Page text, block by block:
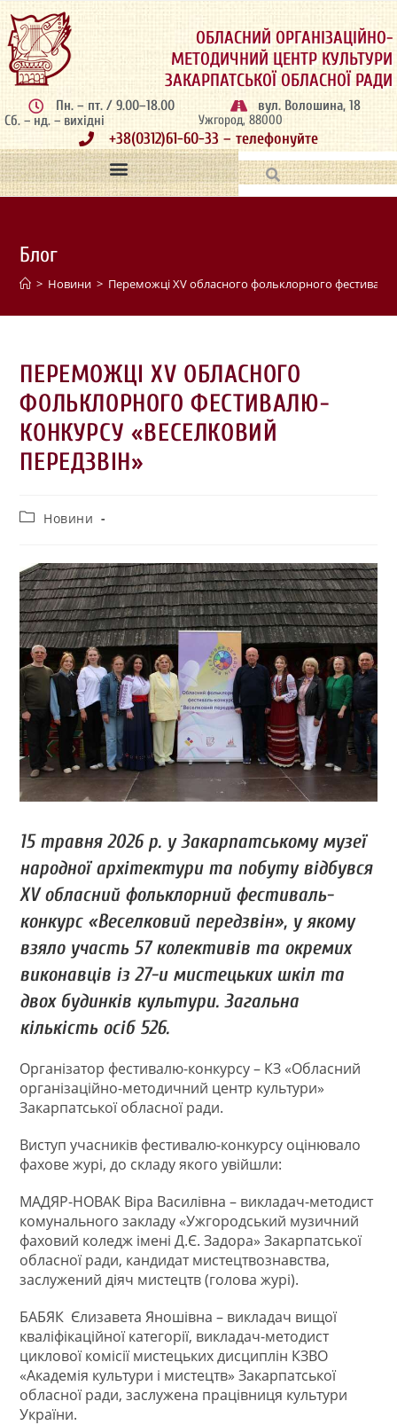
ОБЛАСНИЙ ОРГАНІЗАЦІЙНО-
МЕТОДИЧНИЙ ЦЕНТР КУЛЬТУРИ
ЗАКАРПАТСЬКОЇ ОБЛАСНОЇ РАДИ
Пн. – пт. / 9.00–18.00
Сб. – нд. – вихідні
вул. Волошина, 18
Ужгород, 88000
+38(0312)61-60-33 – телефонуйте
Блог
> Новини > Переможці ХV обласного фольклорного
ПЕРЕМОЖЦІ ХV ОБЛАСНОГО
ФОЛЬКЛОРНОГО ФЕСТИВАЛЮ-
КОНКУРСУ «ВЕСЕЛКОВИЙ
ПЕРЕДЗВІН»
Новини
15 травня 2026 р. у Закарпатському музеї
народної архітектури та побуту відбувся
ХV обласний фольклорний фестиваль-
конкурс «Веселковий передзвін», у якому
взяло участь 57 колективів та окремих
виконавців із 27-и мистецьких шкіл та
двох будинків культури. Загальна
кількість осіб 526.
Організатор фестивалю-конкурсу – КЗ «Обласний
організаційно-методичний центр культури»
Закарпатської обласної ради.
Виступ учасників фестивалю-конкурсу оцінювало
фахове журі, до складу якого увійшли:
МАДЯР-НОВАК Віра Василівна – викладач-методист
комунального закладу «Ужгородський музичний
фаховий коледж імені Д.Є. Задора» Закарпатської
обласної ради, кандидат мистецтвознавства,
заслужений діяч мистецтв (голова журі).
БАБЯК Єлизавета Яношівна – викладач вищої
кваліфікаційної категорії, викладач-методист
циклової комісії мистецьких дисциплін КЗВО
«Академія культури і мистецтв» Закарпатської
обласної ради, заслужена працівниця культури
України.